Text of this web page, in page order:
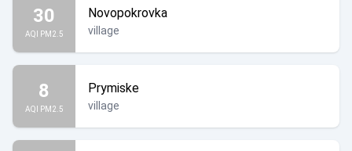
30
AQI PM2.5
Novopokrovka
village
8
AQI PM2.5
Prymiske
village